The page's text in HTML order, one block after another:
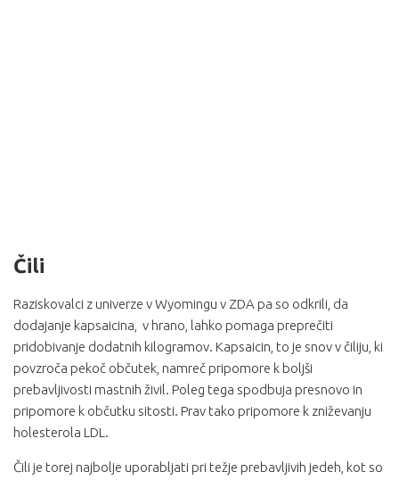
Čili
Raziskovalci z univerze v Wyomingu v ZDA pa so odkrili, da
dodajanje kapsaicina, v hrano, lahko pomaga preprečiti
pridobivanje dodatnih kilogramov. Kapsaicin, to je snov v čiliju, ki
povzroča pekoč občutek, namreč pripomore k boljši
prebavljivosti mastnih živil. Poleg tega spodbuja presnovo in
pripomore k občutku sitosti. Prav tako pripomore k zniževanju
holesterola LDL.
Čili je torej najbolje uporabljati pri težje prebavljivih jedeh, kot so